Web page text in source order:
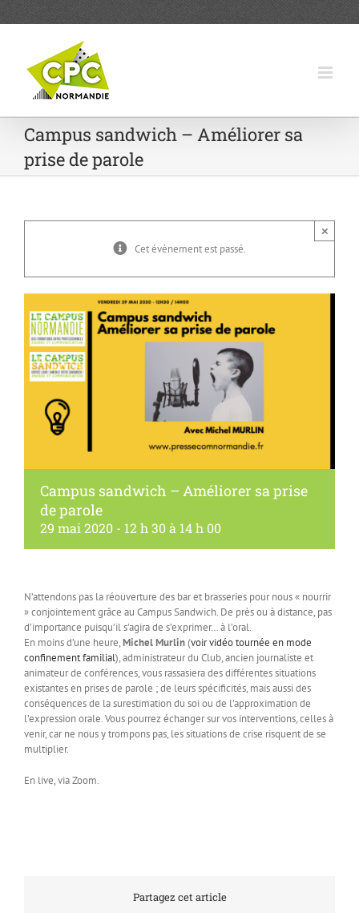
Campus sandwich – Améliorer sa
prise de parole
Cet évènement est passé.
×
Campus sandwich – Améliorer sa prise
de parole
29 mai 2020 - 12 h 30à 14 h 00
N’attendons pas la réouverture des bar et brasseries pour nous « nourrir
» conjointement grâce au Campus Sandwich. De près ou à distance, pas
d’importance puisqu’il s’agira de s’exprimer… à l’oral.
En moins d’une heure,Michel Murlin(voir vidéo tournée en mode
confinement familial), administrateur du Club, ancien journaliste et
animateur de conférences, vous rassasiera des différentes situations
existantes en prises de parole ; de leurs spécificités, mais aussi des
conséquences de la surestimation du soi ou de l’approximation de
l’expression orale. Vous pourrez échanger sur vos interventions, celles à
venir, car ne nous y trompons pas, les situations de crise risquent de se
multiplier.
En live, via Zoom.
Partagez cet article